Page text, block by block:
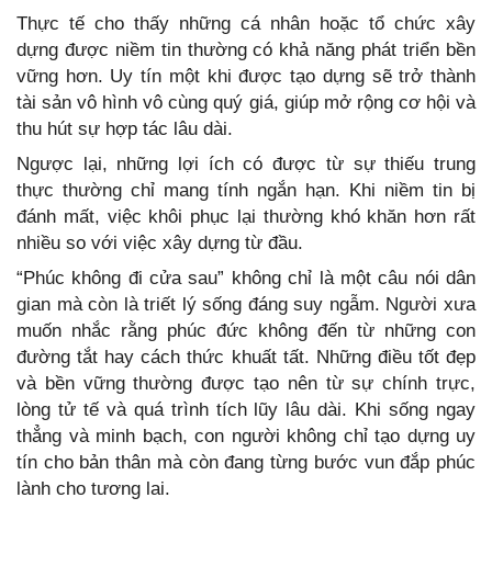
Thực tế cho thấy những cá nhân hoặc tổ chức xây
dựng được niềm tin thường có khả năng phát triển bền
vững hơn. Uy tín một khi được tạo dựng sẽ trở thành
tài sản vô hình vô cùng quý giá, giúp mở rộng cơ hội và
thu hút sự hợp tác lâu dài.
Ngược lại, những lợi ích có được từ sự thiếu trung
thực thường chỉ mang tính ngắn hạn. Khi niềm tin bị
đánh mất, việc khôi phục lại thường khó khăn hơn rất
nhiều so với việc xây dựng từ đầu.
“Phúc không đi cửa sau” không chỉ là một câu nói dân
gian mà còn là triết lý sống đáng suy ngẫm. Người xưa
muốn nhắc rằng phúc đức không đến từ những con
đường tắt hay cách thức khuất tất. Những điều tốt đẹp
và bền vững thường được tạo nên từ sự chính trực,
lòng tử tế và quá trình tích lũy lâu dài. Khi sống ngay
thẳng và minh bạch, con người không chỉ tạo dựng uy
tín cho bản thân mà còn đang từng bước vun đắp phúc
lành cho tương lai.